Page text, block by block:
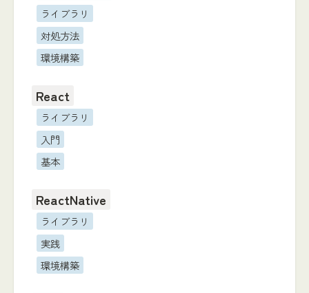
ライブラリ
対処方法
環境構築
React
ライブラリ
入門
基本
ReactNative
ライブラリ
実践
環境構築